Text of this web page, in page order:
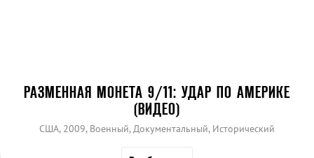
РАЗМЕННАЯ МОНЕТА 9/11: УДАР ПО АМЕРИКЕ
(ВИДЕО)
США, 2009, Военный, Документальный, Исторический